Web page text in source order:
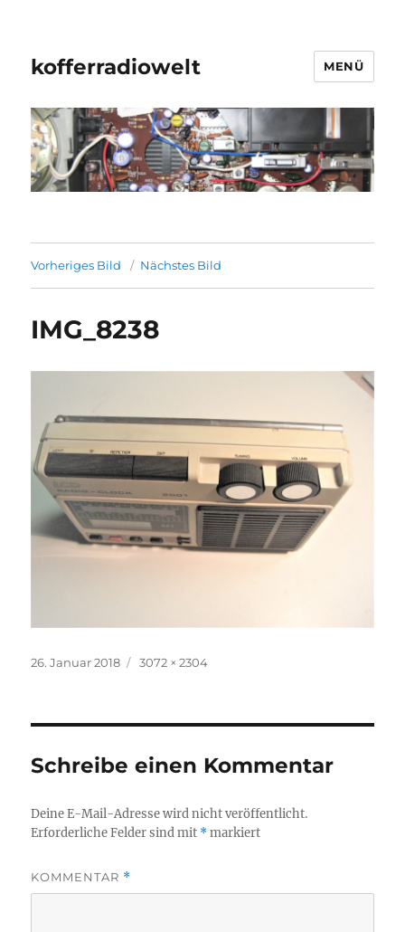
kofferradiowelt MENÜ
Vorheriges Bild Nächstes Bild
IMG_8238
Veröffentlicht
26. Januar 2018
Volle
3072 × 2304
Schreibe einen Kommentar
Deine E-Mail-Adresse wird nicht veröffentlicht.
Erforderliche Felder sind mit *markiert
KOMMENTAR *